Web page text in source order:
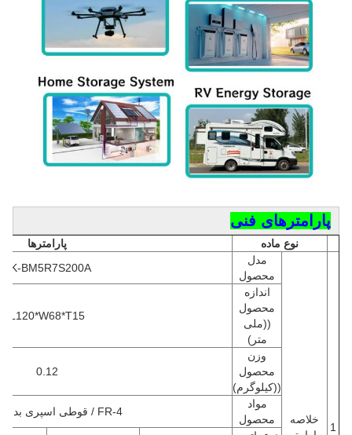
پارامترهای فنی
نوع ماده پارامترها
1
خلاصه
مدل
محصول
EK-BM5R7S200A
اندازه
محصول
((ملی
متر)
L120*W68*T15
وزن
محصول
((کیلوگرم)
0.12
مواد
محصول
FR-4 / قوطی اسپری بدون سرب